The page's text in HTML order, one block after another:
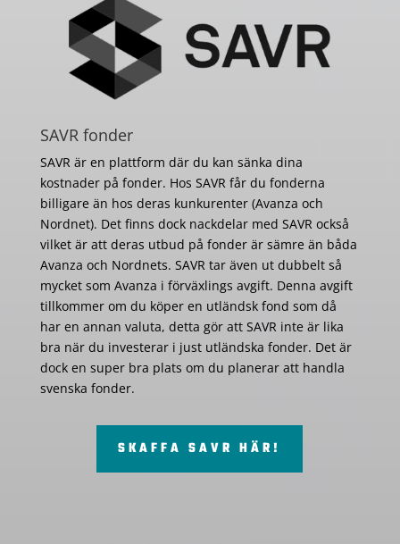
SAVR fonder
SAVR är en plattform där du kan sänka dina
kostnader på fonder. Hos SAVR får du fonderna
billigare än hos deras kunkurenter (Avanza och
Nordnet). Det finns dock nackdelar med SAVR också
vilket är att deras utbud på fonder är sämre än båda
Avanza och Nordnets. SAVR tar även ut dubbelt så
mycket som Avanza i förväxlings avgift. Denna avgift
tillkommer om du köper en utländsk fond som då
har en annan valuta, detta gör att SAVR inte är lika
bra när du investerar i just utländska fonder. Det är
dock en super bra plats om du planerar att handla
svenska fonder.
SKAFFA SAVR HÄR!